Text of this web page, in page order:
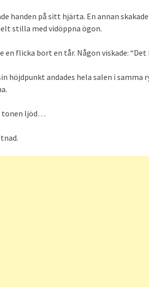
handen på sitt hjärta. En annan
stilla med vidöppna ögon.
en flicka bort en tår. Någon viskade:
höjdpunkt andades hela salen i
tonen ljöd…